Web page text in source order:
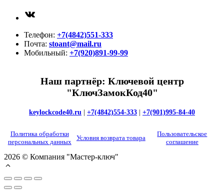
Телефон: +7(4842)551-333
Почта: stoant@mail.ru
Мобильный: +7(920)891-99-99
Наш партнёр: Ключевой центр
"КлючЗамокКод40"
keylockcode40.ru +7(4842)554-333 +7(901)995-84-40
Политика обработки
персональных данных
Условия возврата товара
Пользовательское
соглашение
2026 © Компания "Мастер-ключ"